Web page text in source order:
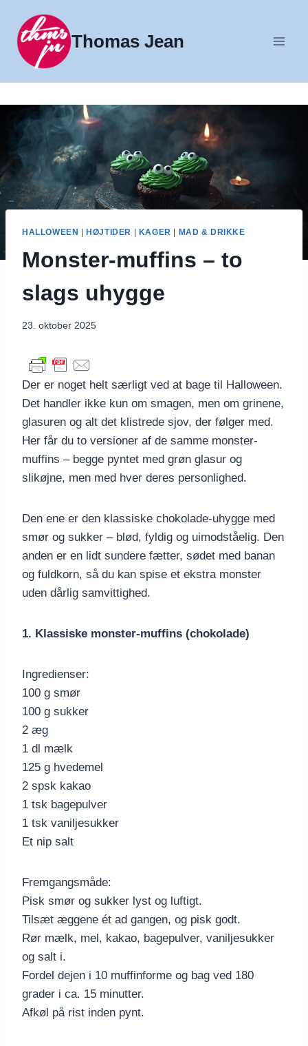
indhold
Thomas Jean
HALLOWEEN HØJTIDER KAGER MAD & DRIKKE
Monster-muffins – to
slags uhygge
23. oktober 2025
Der er noget helt særligt ved at bage til Halloween.
Det handler ikke kun om smagen, men om grinene,
glasuren og alt det klistrede sjov, der følger med.
Her får du to versioner af de samme monster-
muffins – begge pyntet med grøn glasur og
slikøjne, men med hver deres personlighed.
Den ene er den klassiske chokolade-uhygge med
smør og sukker – blød, fyldig og uimodståelig. Den
anden er en lidt sundere fætter, sødet med banan
og fuldkorn, så du kan spise et ekstra monster
uden dårlig samvittighed.
1. Klassiske monster-muffins (chokolade)
Ingredienser:
100 g smør
100 g sukker
2 æg
1 dl mælk
125 g hvedemel
2 spsk kakao
1 tsk bagepulver
1 tsk vaniljesukker
Et nip salt
Fremgangsmåde:
Pisk smør og sukker lyst og luftigt.
Tilsæt æggene ét ad gangen, og pisk godt.
Rør mælk, mel, kakao, bagepulver, vaniljesukker
og salt i.
Fordel dejen i 10 muffinforme og bag ved 180
grader i ca. 15 minutter.
Afkøl på rist inden pynt.